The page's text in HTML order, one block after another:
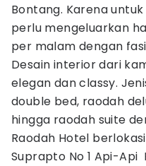
Bontang. Karena
perlu mengeluarkan
per malam dengan
Desain interior dari
elegan dan classy.
double bed, raodah
hingga raodah suite
Raodah Hotel
Suprapto No 1 Api-